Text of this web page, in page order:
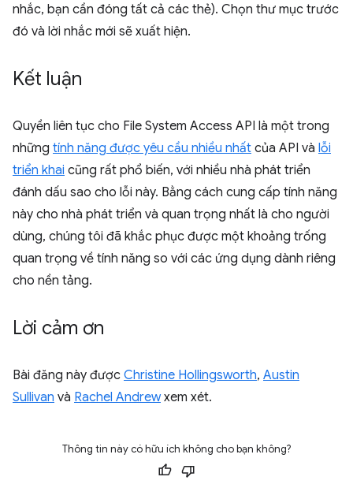
nhắc, bạn cần đóng tất cả các thẻ). Chọn thư mục trước
đó và lời nhắc mới sẽ xuất hiện.
Kết luận
Quyền liên tục cho File System Access API là một trong
những tính năng được yêu cầu nhiều nhất của API và lỗi
triển khai cũng rất phổ biến, với nhiều nhà phát triển
đánh dấu sao cho lỗi này. Bằng cách cung cấp tính năng
này cho nhà phát triển và quan trọng nhất là cho người
dùng, chúng tôi đã khắc phục được một khoảng trống
quan trọng về tính năng so với các ứng dụng dành riêng
cho nền tảng.
Lời cảm ơn
Bài đăng này được Christine Hollingsworth, Austin
Sullivan và Rachel Andrewxem xét.
Thông tin này có hữu ích không cho bạn không?